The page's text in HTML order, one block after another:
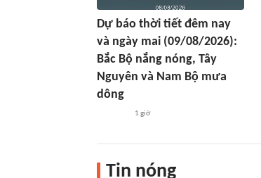
Dự báo thời tiết đêm nay
và ngày mai (09/08/2026):
Bắc Bộ nắng nóng, Tây
Nguyên và Nam Bộ mưa
dông
1 giờ
Tin nóng